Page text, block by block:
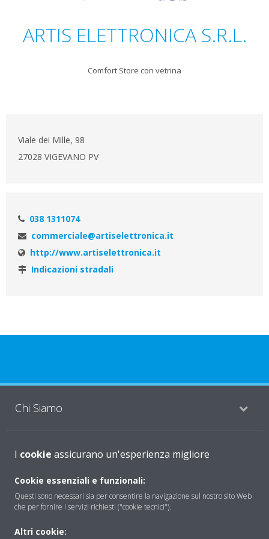
ARTIS ELETTRONICA S.R.L.
Comfort Store con vetrina
Viale dei Mille, 98
27028 VIGEVANO PV
038 1311074
commerciale@artiselettronica.it
http://www.artiselettronica.it
Indicazioni stradali
Chi Siamo
Soluzioni
Contattaci
Periodo di supporto definito
I cookie assicurano un'esperienza migliore
Cookie essenziali e funzionali:
Questi sono necessari sia per consentire la navigazione sul nostro sito Web
che per fornire i servizi richiesti ("cookie tecnici").
Altri cookie: